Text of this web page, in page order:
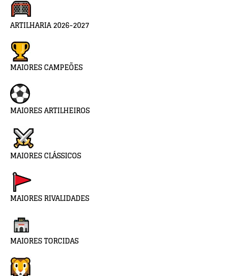
ARTILHARIA 2026-2027
MAIORES CAMPEÕES
MAIORES ARTILHEIROS
MAIORES CLÁSSICOS
MAIORES RIVALIDADES
MAIORES TORCIDAS